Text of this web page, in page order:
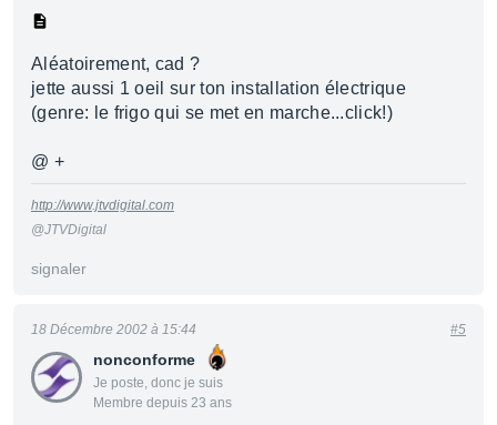
Aléatoirement, cad ?
jette aussi 1 oeil sur ton installation électrique
(genre: le frigo qui se met en marche...click!)
@ +
http://www.jtvdigital.com
@JTVDigital
signaler
nonconforme
Je poste, donc je suis
Membre depuis 23 ans
18 Décembre 2002 à 15:44 #5